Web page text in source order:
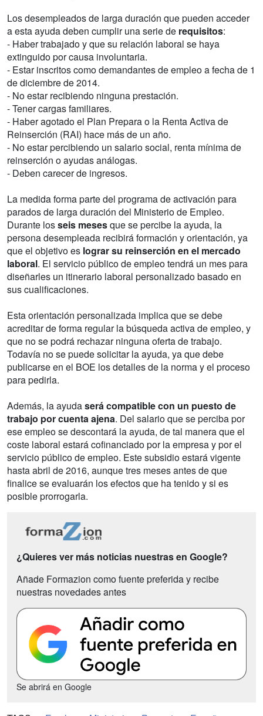
Los desempleados de larga duración que pueden acceder
a esta ayuda deben cumplir una serie de requisitos:
- Haber trabajado y que su relación laboral se haya
extinguido por causa involuntaria.
- Estar inscritos como demandantes de empleo a fecha de 1
de diciembre de 2014.
- No estar recibiendo ninguna prestación.
- Tener cargas familiares.
- Haber agotado el Plan Prepara o la Renta Activa de
Reinserción (RAI) hace más de un año.
- No estar percibiendo un salario social, renta mínima de
reinserción o ayudas análogas.
- Deben carecer de ingresos.
La medida forma parte del programa de activación para
parados de larga duración del Ministerio de Empleo.
Durante losseis mesesque se percibe la ayuda, la
persona desempleada recibirá formación y orientación, ya
que el objetivo es lograr su reinserción en el mercado
laboral. El servicio público de empleo tendrá un mes para
diseñarles un itinerario laboral personalizado basado en
sus cualificaciones.
Esta orientación personalizada implica que se debe
acreditar de forma regular la búsqueda activa de empleo, y
que no se podrá rechazar ninguna oferta de trabajo.
Todavía no se puede solicitar la ayuda, ya que debe
publicarse en el BOE los detalles de la norma y el proceso
para pedirla.
Además, la ayudaserá compatible con un puesto de
trabajo por cuenta ajena. Del salario que se perciba por
ese empleo se descontará la ayuda, de tal manera que el
coste laboral estará cofinanciado por la empresa y por el
servicio público de empleo. Este subsidio estará vigente
hasta abril de 2016, aunque tres meses antes de que
finalice se evaluarán los efectos que ha tenido y si es
posible prorrogarla.
¿Quieres ver más noticias nuestras en Google?
Añade Formazion como fuente preferida y recibe
nuestras novedades antes
Se abrirá en Google